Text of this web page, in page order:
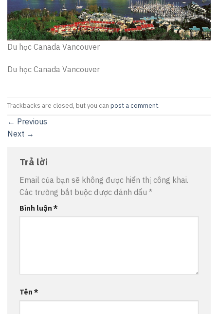
Du học Canada Vancouver
Du học Canada Vancouver
Trackbacks are closed, but you can post a comment.
← Previous
Next →
Trả lời
Email của bạn sẽ không được hiển thị công khai.
Các trường bắt buộc được đánh dấu *
Bình luận *
Tên *